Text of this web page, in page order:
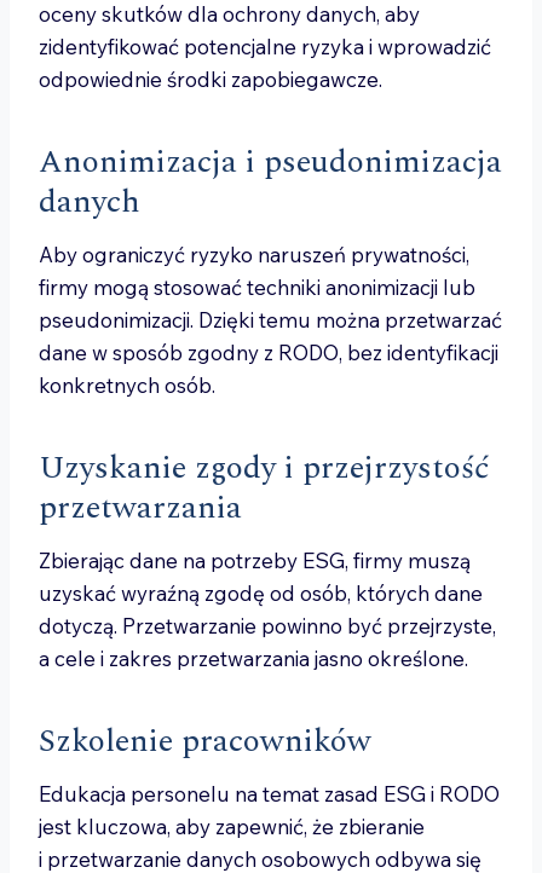
oceny skutków dla ochrony danych, aby
zidentyfikować potencjalne ryzyka i wprowadzić
odpowiednie środki zapobiegawcze.
Anonimizacja i pseudonimizacja
danych
Aby ograniczyć ryzyko naruszeń prywatności,
firmy mogą stosować techniki anonimizacji lub
pseudonimizacji. Dzięki temu można przetwarzać
dane w sposób zgodny z RODO, bez identyfikacji
konkretnych osób.
Uzyskanie zgody i przejrzystość
przetwarzania
Zbierając dane na potrzeby ESG, firmy muszą
uzyskać wyraźną zgodę od osób, których dane
dotyczą. Przetwarzanie powinno być przejrzyste,
a cele i zakres przetwarzania jasno określone.
Szkolenie pracowników
Edukacja personelu na temat zasad ESG i RODO
jest kluczowa, aby zapewnić, że zbieranie
i przetwarzanie danych osobowych odbywa się